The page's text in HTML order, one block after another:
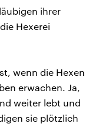
ihrer
Hexerei
wenn die Hexen
erwachen. Ja,
weiter lebt und
sie plötzlich